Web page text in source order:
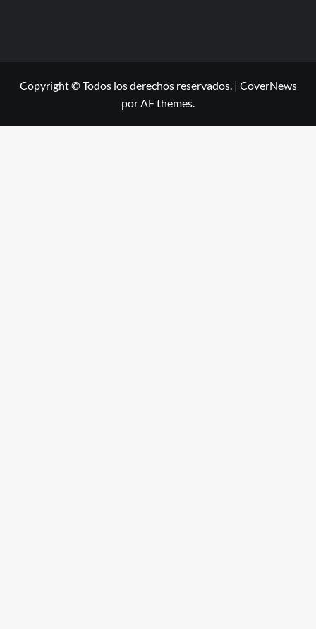
Copyright © Todos los derechos reservados. | CoverNews
por AF themes.